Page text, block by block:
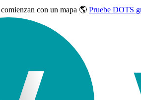
comienzan con un mapa 🌎 Pruebe DOTS